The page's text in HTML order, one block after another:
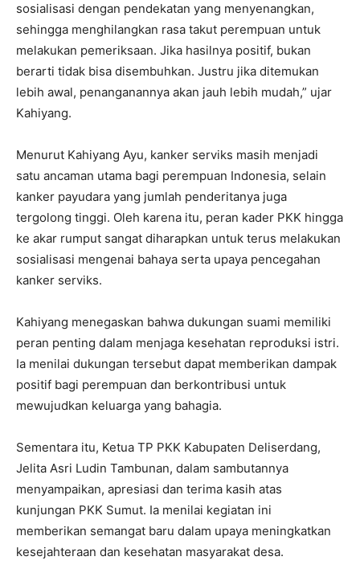
sosialisasi dengan pendekatan yang menyenangkan,
sehingga menghilangkan rasa takut perempuan untuk
melakukan pemeriksaan. Jika hasilnya positif, bukan
berarti tidak bisa disembuhkan. Justru jika ditemukan
lebih awal, penanganannya akan jauh lebih mudah,” ujar
Kahiyang.
Menurut Kahiyang Ayu, kanker serviks masih menjadi
satu ancaman utama bagi perempuan Indonesia, selain
kanker payudara yang jumlah penderitanya juga
tergolong tinggi. Oleh karena itu, peran kader PKK hingga
ke akar rumput sangat diharapkan untuk terus melakukan
sosialisasi mengenai bahaya serta upaya pencegahan
kanker serviks.
Kahiyang menegaskan bahwa dukungan suami memiliki
peran penting dalam menjaga kesehatan reproduksi istri.
Ia menilai dukungan tersebut dapat memberikan dampak
positif bagi perempuan dan berkontribusi untuk
mewujudkan keluarga yang bahagia.
Sementara itu, Ketua TP PKK Kabupaten Deliserdang,
Jelita Asri Ludin Tambunan, dalam sambutannya
menyampaikan, apresiasi dan terima kasih atas
kunjungan PKK Sumut. Ia menilai kegiatan ini
memberikan semangat baru dalam upaya meningkatkan
kesejahteraan dan kesehatan masyarakat desa.